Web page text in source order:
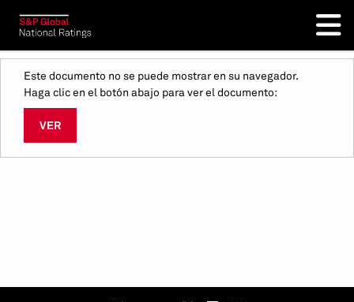
Este documento no se puede mostrar en su navegador.
Haga clic en el botón abajo para ver el documento:
VER